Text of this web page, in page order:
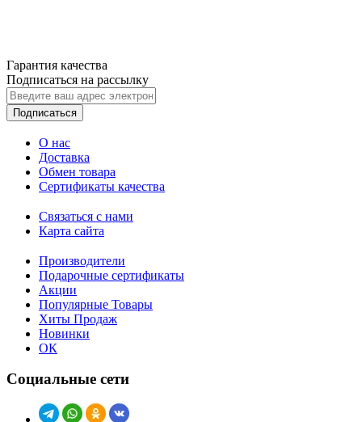
Гарантия качества
Подписаться на рассылку
Подписаться
О нас
Доставка
Обмен товара
Сертификаты качества
Связаться с нами
Карта сайта
Производители
Подарочные сертификаты
Акции
Популярные Товары
Хиты Продаж
Новинки
ОК
Социальные сети